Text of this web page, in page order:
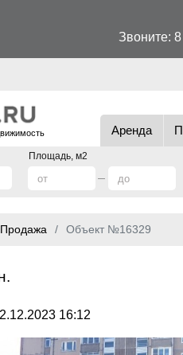
Звоните:
Аренда
Площадь, м2
Продажа Объект №16329
16:12